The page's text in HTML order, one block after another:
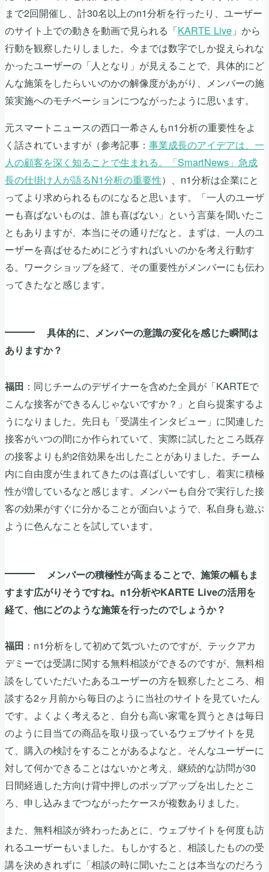
まで2回開催し、計30名以上のn1分析を行ったり、ユーザー
のサイト上での動きを動画で見られる「KARTE Live 」から
行動を観察したりしました。今までは数字でしか捉えられな
かったユーザーの「人となり」が見えることで、具体的にど
んな施策をしたらいいのかの解像度があがり、メンバーの施
策実施へのモチベーションにつながったように思います。
元スマートニュースの西口一希さんもn1分析の重要性をよ
く話されていますが（参考記事： 事業成長のアイデアは、一
人の顧客を深く知ることで生まれる。「SmartNews」急成
長の仕掛け人が語るN1分析の重要性）、n1分析は企業にと
ってより求められるものになると思います。「一人のユーザ
ーも喜ばないものは、誰も喜ばない」という言葉を聞いたこ
ともありますが、本当にその通りだなと。まずは、一人のユ
ーザーを喜ばせるためにどうすればいいのかを考え行動す
る。ワークショップを経て、その重要性がメンバーにも伝わ
ってきたなと感じます。
具体的に、メンバーの意識の変化を感じた瞬間は
ありますか？
福田 ：同じチームのデザイナーを含めた全員が「KARTEで
こんな接客ができるんじゃないですか？」と自ら提案するよ
うになりました。先日も「受講生インタビュー」に関連した
接客がいつの間にか作られていて、実際に試したところ既存
の接客よりも約2倍効果を出したことがありました。チーム
内に自由度が生まれてきたのは喜ばしいですし、着実に積極
性が増しているなと感じます。メンバーも自分で実行した接
客の効果がすぐに分かることが面白いようで、私自身も遊ぶ
ように色んなことを試しています。
メンバーの積極性が高まることで、施策の幅もま
すます広がりそうですね。n1分析やKARTE Liveの活用を
経て、他にどのような施策を行ったのでしょうか？
福田 ：n1分析をして初めて気づいたのですが、テックアカ
デミーでは受講に関する無料相談ができるのですが、無料相
談をしていただいたあるユーザーの方を観察したところ、相
談する2ヶ月前から毎日のように当社のサイトを見ていたん
です。よくよく考えると、自分も高い家電を買うときは毎日
のように目当ての商品を取り扱っているウェブサイトを見
て、購入の検討をすることがあるよなと。そんなユーザーに
対して何かできることはないかと考え、継続的な訪問が30
日間経過した方向け背中押しのポップアップを出したとこ
ろ、申し込みまでつながったケースが複数ありました。
また、無料相談が終わったあとに、ウェブサイトを何度も訪
れるユーザーもいました。もしかすると、相談したものの受
講を決めきれずに「相談の時に聞いたことは本当なのだろう